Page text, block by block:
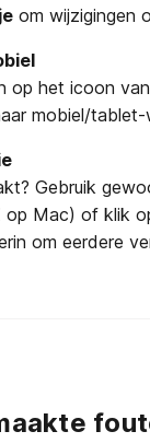
om wijzigingen
op het icoon
mobiel/tablet-
Gebruik
op Mac) of klik
om eerdere